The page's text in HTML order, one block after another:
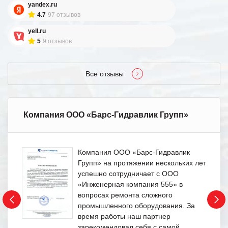
yandex.ru
4.7 97 отзывов
yell.ru
5 9 отзывов
Все отзывы
Компания ООО «Барс-Гидравлик Групп»
Компания ООО «Барс-Гидравлик
Групп» на протяжении нескольких лет
успешно сотрудничает с ООО
«Инженерная компания 555» в
вопросах ремонта сложного
промышленного оборудования. За
время работы наш партнер